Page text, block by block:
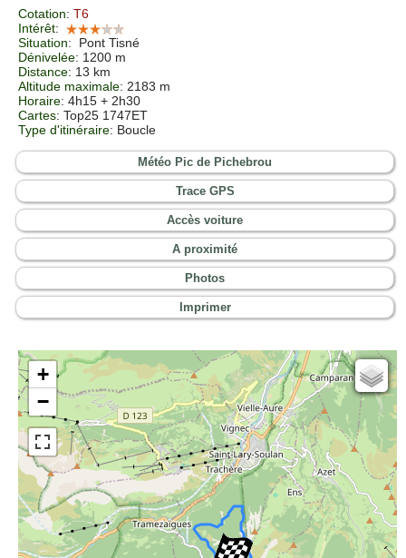
Cotation: T6
Intérêt:
Situation:
Pont Tisné
Dénivelée: 1200 m
Distance: 13 km
Altitude maximale: 2183 m
Horaire: 4h15 + 2h30
Cartes: Top25 1747ET
Type d'itinéraire: Boucle
Météo Pic de Pichebrou
Trace GPS
Accès voiture
A proximité
Photos
Imprimer
+
−
Cartes IGN
Open Topo Map
Open Street Map
ESRI Word Imagery
Photographies aériennes